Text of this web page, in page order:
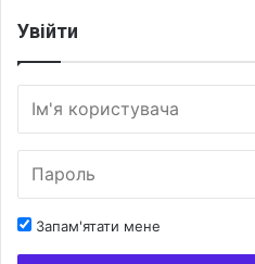
л
Увійти
Запам'ятати мене